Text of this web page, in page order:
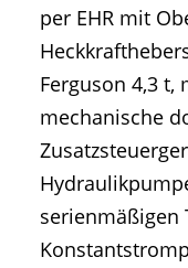
per EHR mit
Ferguson 4,3 t,
mechanische
serienmäßigen